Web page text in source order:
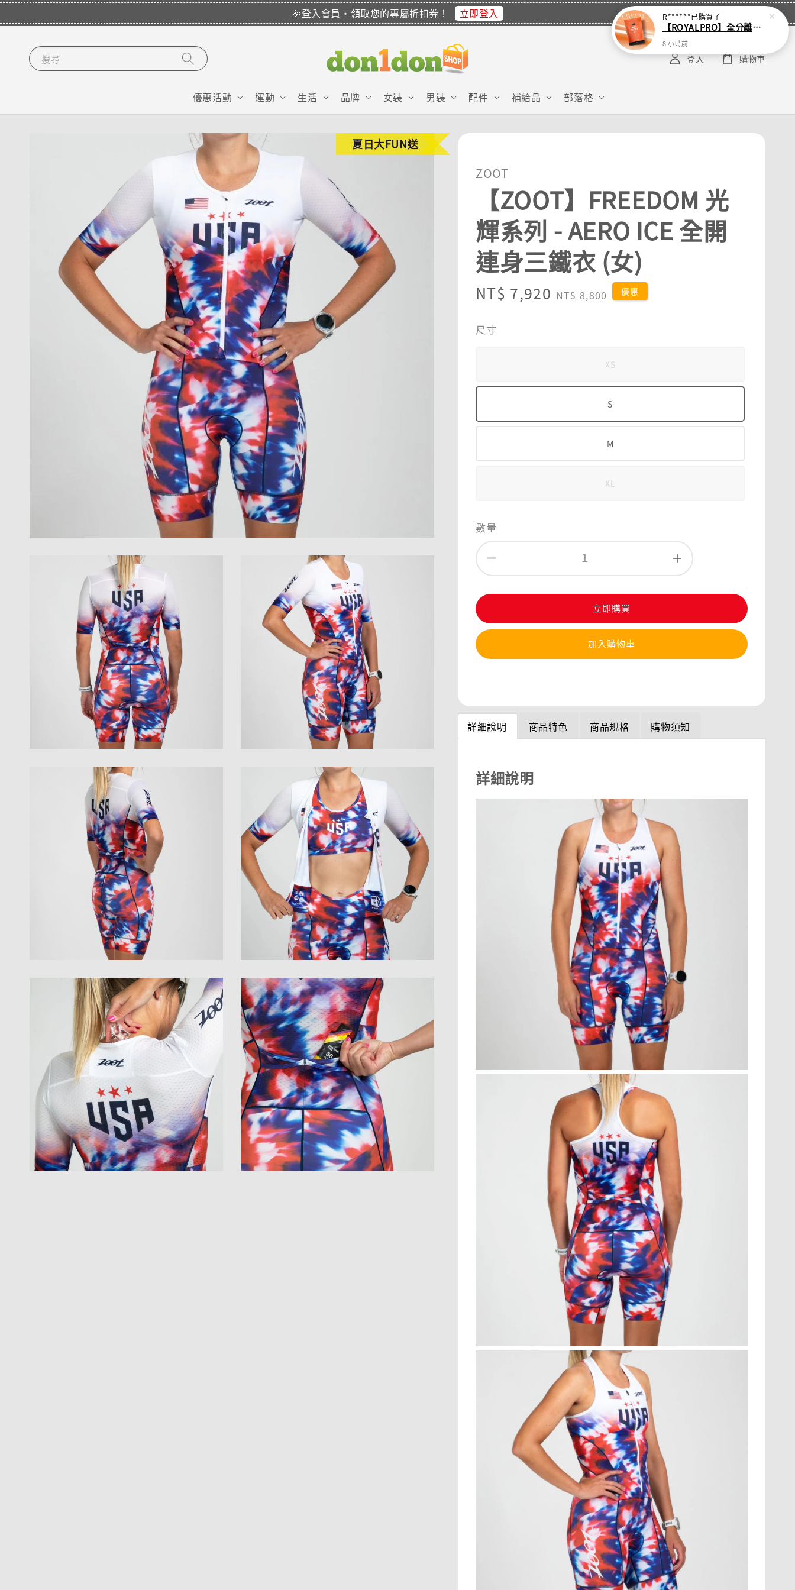
🎉登入會員・領取您的專屬折扣券！ 立即登入
搜尋
優惠活動 運動 生活 品牌 女裝 男裝 配件 補給品 部落格
登入 購物車
夏日大FUN送
ZOOT
【ZOOT】FREEDOM 光
輝系列 - AERO ICE 全開
連身三鐵衣 (女)
Sale
NT$ 7,920 Regular
NT$ 8,800 優惠
尺寸
XS
S
M
XL
數量
立即購買
加入購物車
詳細說明 商品特色 商品規格 購物須知
詳細說明
R******已購買了
【ROYALPRO】全分離乳清蛋白-1KG -多口味任選｜可加購湯匙
8 小時前